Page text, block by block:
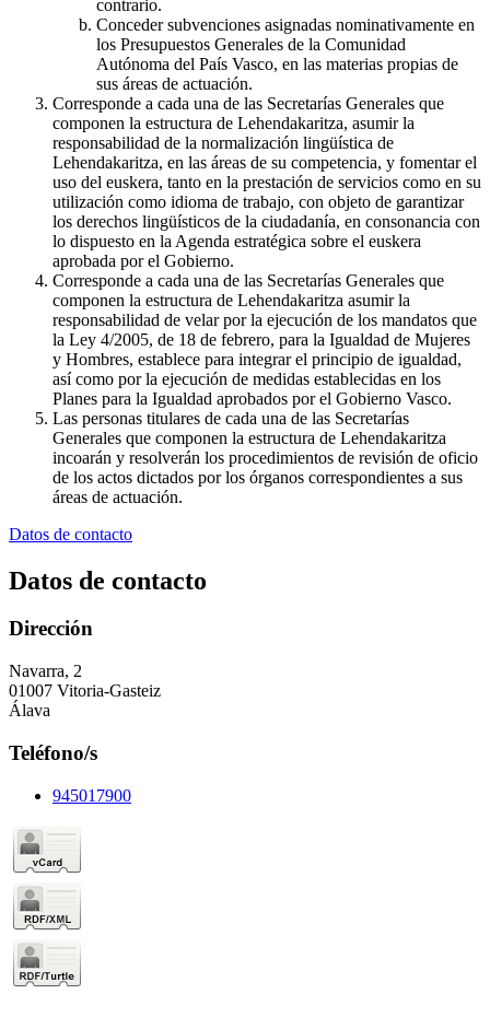
contrario.
Conceder subvenciones asignadas nominativamente en
los Presupuestos Generales de la Comunidad
Autónoma del País Vasco, en las materias propias de
sus áreas de actuación.
Corresponde a cada una de las Secretarías Generales que
componen la estructura de Lehendakaritza, asumir la
responsabilidad de la normalización lingüística de
Lehendakaritza, en las áreas de su competencia, y fomentar el
uso del euskera, tanto en la prestación de servicios como en su
utilización como idioma de trabajo, con objeto de garantizar
los derechos lingüísticos de la ciudadanía, en consonancia con
lo dispuesto en la Agenda estratégica sobre el euskera
aprobada por el Gobierno.
Corresponde a cada una de las Secretarías Generales que
componen la estructura de Lehendakaritza asumir la
responsabilidad de velar por la ejecución de los mandatos que
la Ley 4/2005, de 18 de febrero, para la Igualdad de Mujeres
y Hombres, establece para integrar el principio de igualdad,
así como por la ejecución de medidas establecidas en los
Planes para la Igualdad aprobados por el Gobierno Vasco.
Las personas titulares de cada una de las Secretarías
Generales que componen la estructura de Lehendakaritza
incoarán y resolverán los procedimientos de revisión de oficio
de los actos dictados por los órganos correspondientes a sus
áreas de actuación.
Datos de contacto
Datos de contacto
Dirección
Navarra, 2
01007 Vitoria-Gasteiz
Álava
Teléfono/s
945017900